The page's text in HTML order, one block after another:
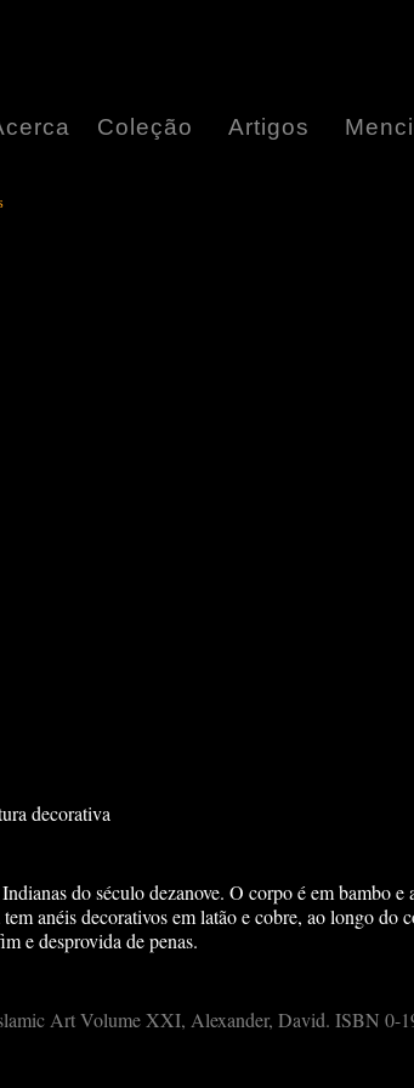
Coleção Artigos
decorativa
do século dezanove. O corpo é em bambo e
anéis decorativos em latão e cobre, ao longo do
e desprovida de penas.
Art Volume XXI, Alexander, David. ISBN 0-